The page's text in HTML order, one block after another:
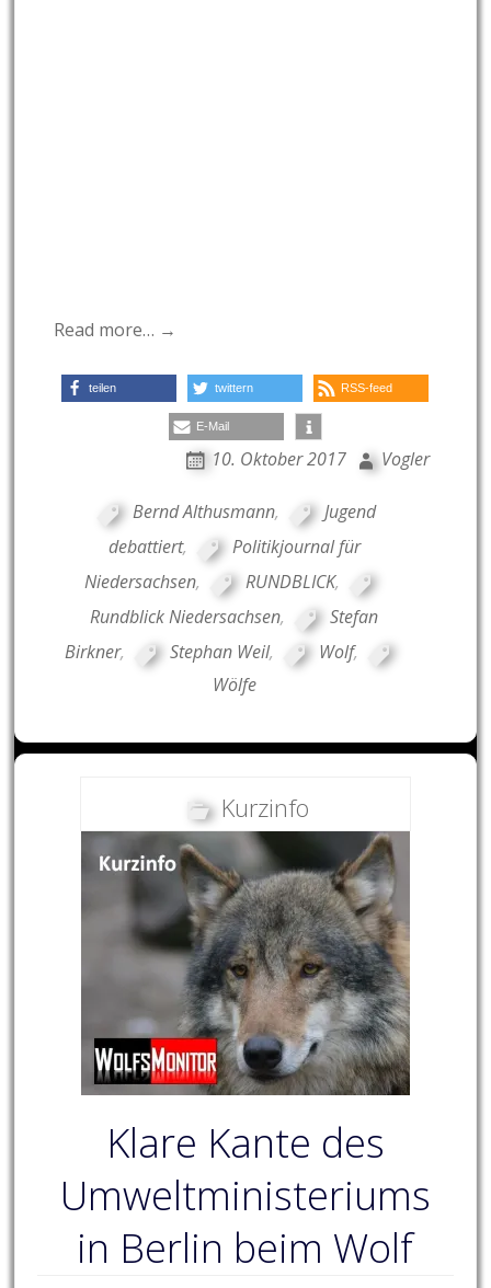
Read more… →
teilen twittern RSS-feed
E-Mail
10. Oktober 2017 Vogler
Bernd Althusmann,
Jugend
debattiert,
Politikjournal für
Niedersachsen, RUNDBLICK,
Rundblick Niedersachsen,
Stefan
Birkner, Stephan Weil, Wolf,
Wölfe
Kurzinfo
Klare Kante des
Umweltministeriums
in Berlin beim Wolf